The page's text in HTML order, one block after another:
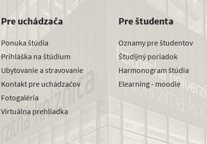
Pre uchádzača
Ponuka štúdia
Prihláška na štúdium
Ubytovanie a stravovanie
Kontakt pre uchádzačov
Fotogaléria
Virtuálna prehliadka
Pre študenta
Oznamy pre študentov
Študijný poriadok
Harmonogram štúdia
Elearning - moodle